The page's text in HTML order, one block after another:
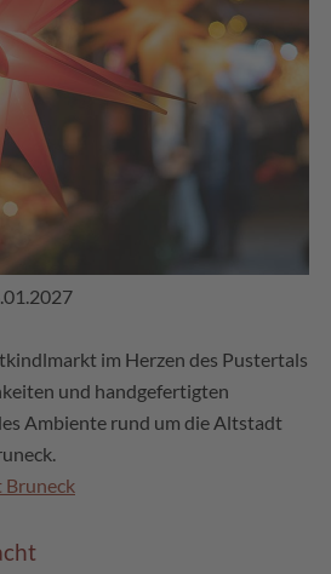
im Herzen des Pustertals
und handgefertigten
Ambiente rund um die Altstadt
Bruneck